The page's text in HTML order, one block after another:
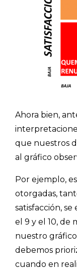
Ahora bien,
que nuestros
al gráfico
Por ejemplo,
otorgadas,
satisfacción,
el 9 y el 10, de
nuestro
debemos
cuando en